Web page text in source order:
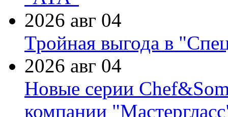
2026 авг 04
Тройная выгода в
2026 авг 04
Новые серии
компании